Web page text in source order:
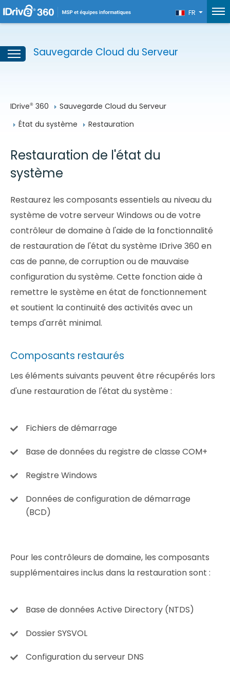
FR
Sauvegarde Cloud du Serveur
IDrive® 360
Sauvegarde Cloud du Serveur
État du système
Restauration
Restauration de l'état du
système
Restaurez les composants essentiels au niveau du
système de votre serveur Windows ou de votre
contrôleur de domaine à l'aide de la fonctionnalité
de restauration de l'état du système IDrive 360 en
cas de panne, de corruption ou de mauvaise
configuration du système. Cette fonction aide à
remettre le système en état de fonctionnement
et soutient la continuité des activités avec un
temps d'arrêt minimal.
Composants restaurés
Les éléments suivants peuvent être récupérés lors
d'une restauration de l'état du système :
Fichiers de démarrage
Base de données du registre de classe COM+
Registre Windows
Données de configuration de démarrage
(BCD)
Pour les contrôleurs de domaine, les composants
supplémentaires inclus dans la restauration sont :
Base de données Active Directory (NTDS)
Dossier SYSVOL
Configuration du serveur DNS